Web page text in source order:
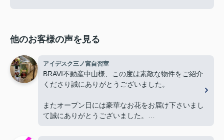
他のお客様の声を見る
アイデスク三ノ宮自習室
BRAVI不動産中山様、この度は素敵な物件をご紹介
くださり誠にありがとうございました。
またオープン日には豪華なお花をお届け下さいまし
て誠にありがとうございました。